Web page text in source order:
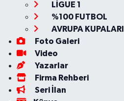
LİGUE 1
%100 FUTBOL
AVRUPA KUPALARI
Foto Galeri
Video
Yazarlar
Firma Rehberi
Seri İlan